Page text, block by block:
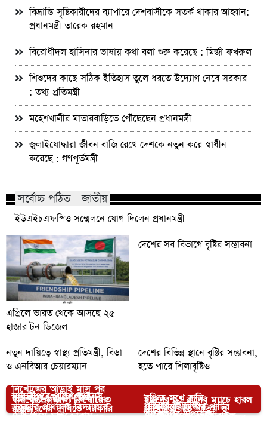
বিভ্রান্তি সৃষ্টিকারীদের ব্যাপারে দেশবাসীকে সতর্ক থাকার আহ্বান:
প্রধানমন্ত্রী তারেক রহমান
বিরোধীদল হাসিনার ভাষায় কথা বলা শুরু করেছে : মির্জা ফখরুল
শিশুদের কাছে সঠিক ইতিহাস তুলে ধরতে উদ্যোগ নেবে সরকার
: তথ্য প্রতিমন্ত্রী
মহেশখালীর মাতারবাড়িতে পৌঁছেছেন প্রধানমন্ত্রী
জুলাইযোদ্ধারা জীবন বাজি রেখে দেশকে নতুন করে স্বাধীন
করেছে : গণপূর্তমন্ত্রী
সর্বোচ্চ পঠিত - জাতীয়
ইউএইচএফপিও সম্মেলনে যোগ দিলেন প্রধানমন্ত্রী
এপ্রিলে ভারত থেকে আসছে ২৫
হাজার টন ডিজেল
দেশের সব বিভাগে বৃষ্টির সম্ভাবনা
নতুন দায়িত্বে স্বাস্থ্য প্রতিমন্ত্রী, বিডা
ও এনবিআর চেয়ারম্যান
দেশের বিভিন্ন স্থানে বৃষ্টির সম্ভাবনা,
হতে পারে শিলাবৃষ্টিও
আপনার জন্য নির্বাচিত
নিখোঁজের আড়াই মাস পর
ধানক্ষেতে মিলল কিশোরের
কঙ্কাল
ইমনের ২১ রানের ম্যাচে হারল
লাহোর
বাউফলে ৯ম পে-স্কেল
বাস্তবায়নের দাবিতে সরকারি
বঞ্চিত মুখে হাসি:
মাভাবিপ্রবিতে এতিম ও
মাদারীপুরে পুলিশ লাইনস
সরকারি প্রাথমিক বিদ্যালয়ে
ফলাফল প্রকাশ ও পুরস্কার
চৌদ্দগ্রামে জাতীয় পার্টির
কেন্দ্রীয় নেতা কাজী নাহিদের
চৌদ্দগ্রামে মাইক্রোবাস
পুঠিয়ার হোটেল-
রেস্তোরাগুলোতে মোবাইল
আক্কেলপুর উপজেলা